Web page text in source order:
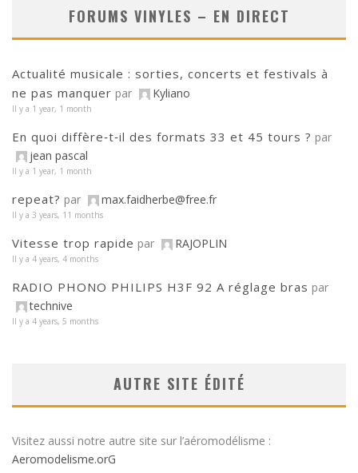
FORUMS VINYLES – EN DIRECT
Actualité musicale : sorties, concerts et festivals à
ne pas manquer par Kyliano
Il y a 1 year, 1 month
En quoi diffère‑t‑il des formats 33 et 45 tours ? par
jean pascal
Il y a 1 year, 1 month
repeat? par max.faidherbe@free.fr
Il y a 3 years, 11 months
Vitesse trop rapide par RAJOPLIN
Il y a 4 years, 4 months
RADIO PHONO PHILIPS H3F 92 A réglage bras par
technive
Il y a 4 years, 5 months
AUTRE SITE ÉDITÉ
Visitez aussi notre autre site sur l’aéromodélisme :
Aeromodelisme.orG